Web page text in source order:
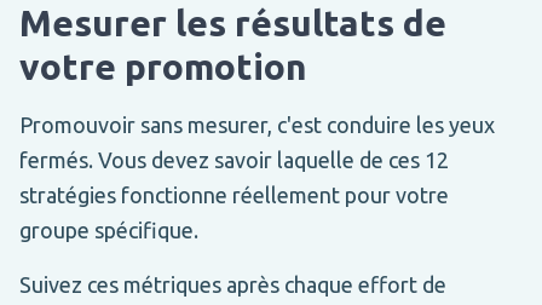
Mesurer les résultats de
votre promotion
Promouvoir sans mesurer, c'est conduire les yeux
fermés. Vous devez savoir laquelle de ces 12
stratégies fonctionne réellement pour votre
groupe spécifique.
Suivez ces métriques après chaque effort de